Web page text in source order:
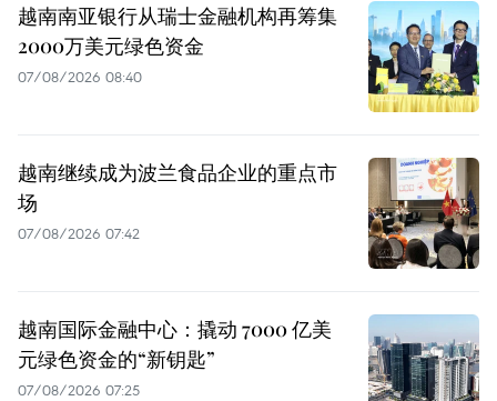
越南南亚银行从瑞士金融机构再筹集
2000万美元绿色资金
07/08/2026 08:40
越南继续成为波兰食品企业的重点市
场
07/08/2026 07:42
越南国际金融中心：撬动 7000 亿美
元绿色资金的“新钥匙”
07/08/2026 07:25